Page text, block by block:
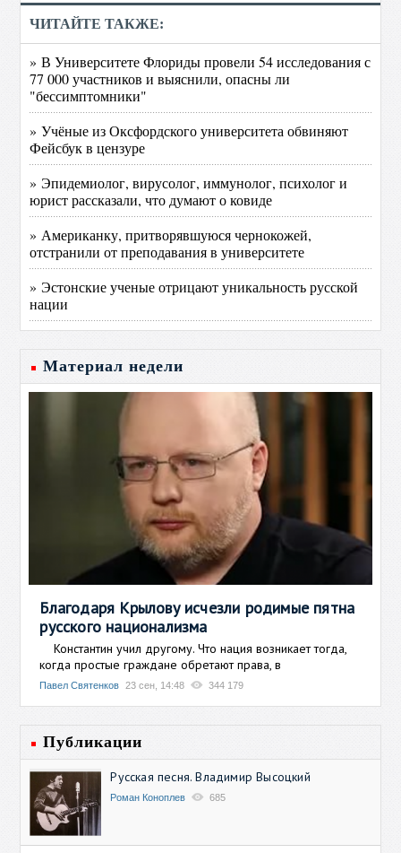
ЧИТАЙТЕ ТАКЖЕ:
» В Университете Флориды провели 54 исследования с
77 000 участников и выяснили, опасны ли
"бессимптомники"
» Учёные из Оксфордского университета обвиняют
Фейсбук в цензуре
» Эпидемиолог, вирусолог, иммунолог, психолог и
юрист рассказали, что думают о ковиде
» Американку, притворявшуюся чернокожей,
отстранили от преподавания в университете
» Эстонские ученые отрицают уникальность русской
нации
Материал недели
Благодаря Крылову исчезли родимые пятна
русского национализма
Константин учил другому. Что нация возникает тогда,
когда простые граждане обретают права, в
Павел Святенков 23 сен, 14:48 344 179
Публикации
Русская песня. Владимир Высоцкий
Роман Коноплев 685